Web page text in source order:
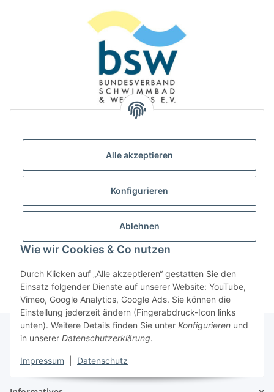
Alle akzeptieren
Konfigurieren
Ablehnen
Wie wir Cookies & Co nutzen
Durch Klicken auf „Alle akzeptieren“ gestatten Sie den
Einsatz folgender Dienste auf unserer Website: YouTube,
Vimeo, Google Analytics, Google Ads. Sie können die
Einstellung jederzeit ändern (Fingerabdruck-Icon links
unten). Weitere Details finden Sie unter Konfigurieren und
in unserer Datenschutzerklärung.
Impressum Datenschutz
Gesetzliches